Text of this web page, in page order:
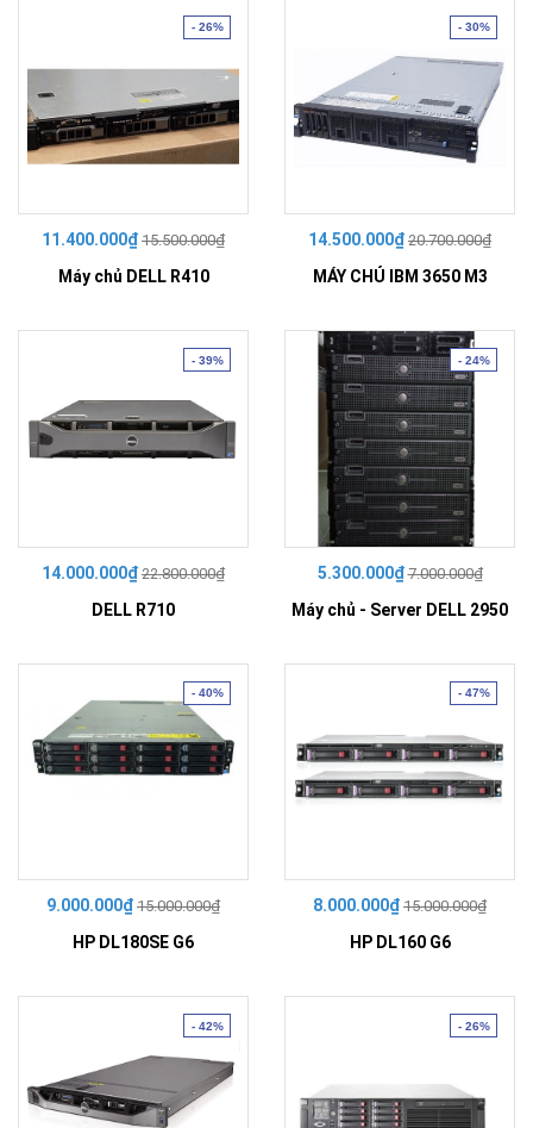
- 26%
11.400.000₫ 15.500.000₫
Máy chủ DELL R410
- 30%
14.500.000₫ 20.700.000₫
MÁY CHỦ IBM 3650 M3
- 39%
14.000.000₫ 22.800.000₫
DELL R710
- 24%
5.300.000₫7.000.000₫
Máy chủ - Server DELL 2950
- 40%
9.000.000₫ 15.000.000₫
HP DL180SE G6
- 47%
8.000.000₫ 15.000.000₫
HP DL160 G6
- 42% - 26%